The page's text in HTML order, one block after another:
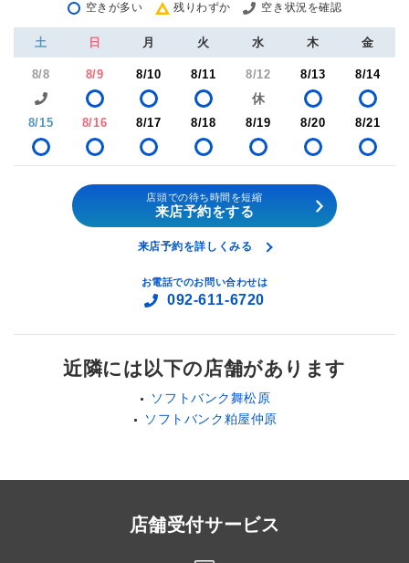
空きが多い 残りわずか 空き状況を確認
土 日 月 火 水 木 金
8/8 8/9 8/10 8/11 8/12 8/13 8/14
8/15 8/16 8/17 8/18 8/19 8/20 8/21
店頭での待ち時間を短縮
来店予約をする
来店予約を詳しくみる
お電話でのお問い合わせは
092-611-6720
近隣には以下の店舗があります
ソフトバンク舞松原
ソフトバンク粕屋仲原
店舗受付サービス